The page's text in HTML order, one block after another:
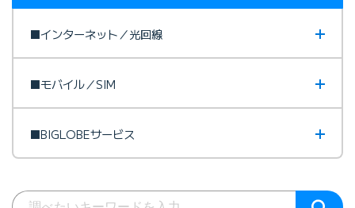
■インターネット／光回線
■モバイル／SIM
■BIGLOBEサービス